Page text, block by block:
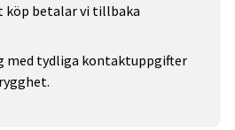
köp betalar vi tillbaka
med tydliga kontaktuppgifter